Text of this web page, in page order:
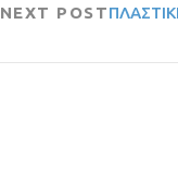
NEXT POST